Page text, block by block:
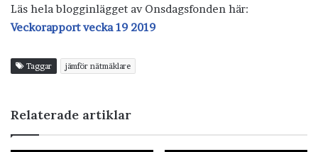
Läs hela blogginlägget av Onsdagsfonden här:
Veckorapport vecka 19 2019
Taggar jämför nätmäklare
Relaterade artiklar